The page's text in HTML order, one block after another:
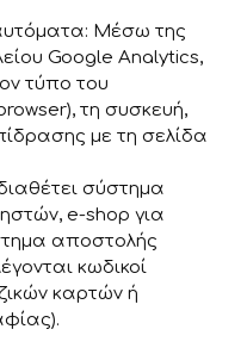
Μέσω της
Google Analytics,
τύπο του
τη συσκευή,
με τη σελίδα
σύστημα
e-shop για
αποστολής
κωδικοί
καρτών ή